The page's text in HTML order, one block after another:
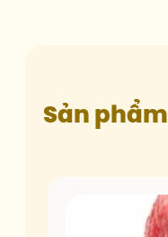
Sản